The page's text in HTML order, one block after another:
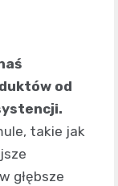
od
takie jak
głębsze